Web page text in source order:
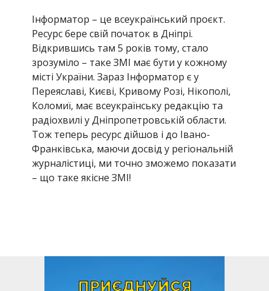
Інформатор – це всеукраїнський проєкт.
Ресурс бере свій початок в Дніпрі.
Відкрившись там 5 років тому, стало
зрозуміло – таке ЗМІ має бути у кожному
місті України. Зараз Інформатор є у
Переяславі, Києві, Кривому Розі, Нікополі,
Коломиї, має всеукраїнську редакцію та
радіохвилі у Дніпропетровській области.
Тож теперь ресурс дійшов і до Івано-
Франківська, маючи досвід у регіональній
журналістиці, ми точно зможемо показати
– що таке якісне ЗМІ!